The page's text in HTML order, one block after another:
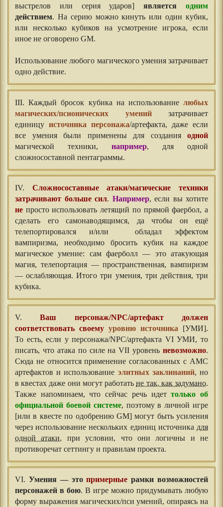
выстрелов или серия ударов]являетсяодним
действием. На серию можно кинуть или один кубик,
или несколько кубиков на усмотрение игрока, если
иное не оговорено GM.
Использование любого магического умения затрачивает
одно действие.
III. Каждый бросок кубика на использование любых
магических/псионических уменийзатрачивает
единицу источника персонажа/артефакта, даже если
все умения были применены для создания одной
магической техники, например, для одной
сложносоставной пентаграммы.
IV. Сложносоставные атаки/магические техники
затрачивают больше сил. Например, если вы хотите
не просто использовать летящий по прямой фаербол, а
сделать его самонаводящимся, да чтобы он ещё
телепортировался и/или обладал эффектом
вампиризма, необходимо бросить кубик на каждое
магическое умение: сам фаерболл — это атакующая
магия, телепортация — пространственная, вампиризм
— ослабляющая. Итого три умения, три действия, три
кубика.
V.Ваш персонаж/NPC/артефакт должен
соответствовать своему уровню источника [УМИ].
То есть, если у персонажа/NPC/артефакта VI УМИ, то
писать, что атака по силе на VII уровень невозможно.
Сюда не относится применение согласованных с АМС
артефактов и использование элитных заклинаний, но
в квестах даже они могут работатьне так, как задумано.
Также напоминаем, что сейчас речь идеттолько об
официальной боевой системе, поэтому в личной игре
[или в квесте по одобрению GM] могут быть усиления
через использование нескольких единиц источника для
одной атаки, при условии, что они логичны и не
противоречат сеттингу и правилам проекта.
VI. Умения — этопримерные рамки возможностей
персонажей в бою. В игре можно придумывать любую
форму выражения магических/пси умений, опираясь на